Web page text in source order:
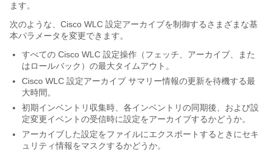
ます。
次のような、Cisco WLC 設定アーカイブを制御するさまざまな基
本パラメータを変更できます。
すべての Cisco WLC 設定操作（フェッチ、アーカイブ、また
はロールバック）の最大タイムアウト。
Cisco WLC 設定アーカイブ サマリー情報の更新を待機する最
大時間。
初期インベントリ収集時、各インベントリの同期後、および設
定変更イベントの受信時に設定をアーカイブするかどうか。
アーカイブした設定をファイルにエクスポートするときにセキ
ュリティ情報をマスクするかどうか。